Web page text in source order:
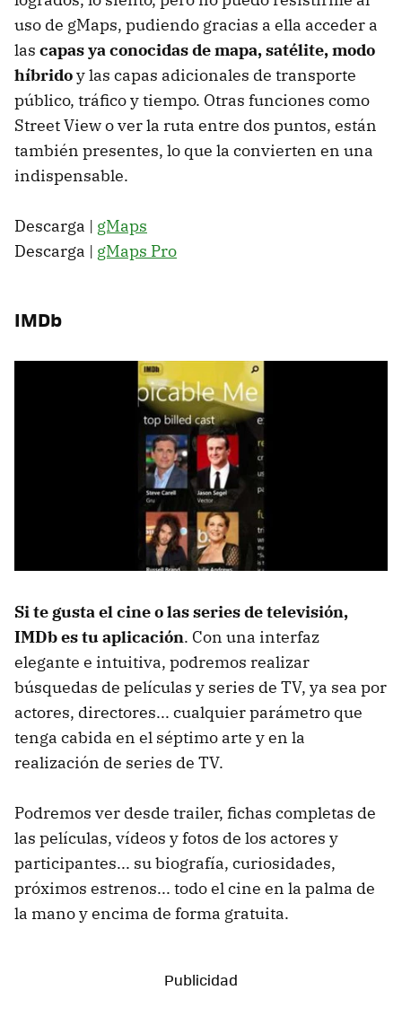
uso de gMaps, pudiendo gracias a ella acceder a
las capas ya conocidas de mapa, satélite, modo
híbridoy las capas adicionales de transporte
público, tráfico y tiempo. Otras funciones como
Street View o ver la ruta entre dos puntos, están
también presentes, lo que la convierten en una
indispensable.
Descarga | gMaps
Descarga | gMaps Pro
IMDb
Si te gusta el cine o las series de televisión,
IMDb es tu aplicación. Con una interfaz
elegante e intuitiva, podremos realizar
búsquedas de películas y series de TV, ya sea por
actores, directores... cualquier parámetro que
tenga cabida en el séptimo arte y en la
realización de series de TV.
Podremos ver desde trailer, fichas completas de
las películas, vídeos y fotos de los actores y
participantes... su biografía, curiosidades,
próximos estrenos... todo el cine en la palma de
la mano y encima de forma gratuita.